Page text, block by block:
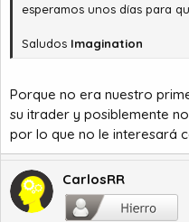
esperamos unos días para
Saludos Imagination
Porque no era nuestro
su itrader y posiblemente
por lo que no le interesará
CarlosRR